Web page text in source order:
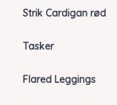
Strik Cardigan rød
Tasker
Flared Leggings